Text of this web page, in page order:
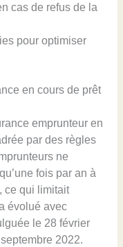
cas de refus de la
pour optimiser
en cours de prêt
emprunteur en
par des règles
ne
fois par an à
ce qui limitait
évolué avec
le 28 février
2022.